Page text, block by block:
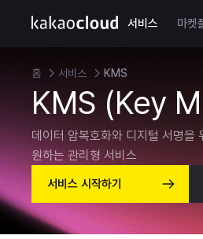
서비스 마켓
홈 서비스 KMS
KMS (Key
데이터 암복호화와 디지털 서명을
원하는 관리형 서비스
서비스 시작하기